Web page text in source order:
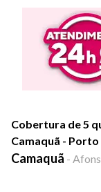
Cobertura de 5
Camaquã -
Camaquã -